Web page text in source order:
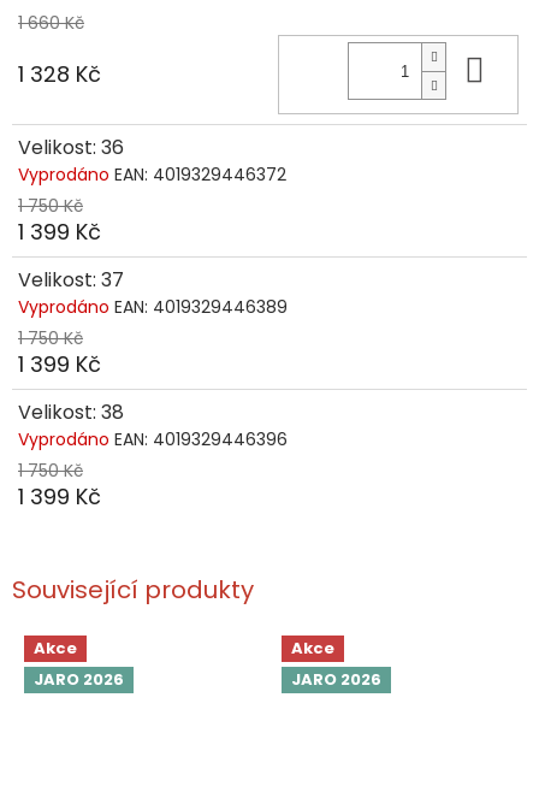
1 660 Kč
1 328 Kč
Velikost: 36
Vyprodáno EAN: 4019329446372
1 750 Kč
1 399 Kč
Velikost: 37
Vyprodáno EAN: 4019329446389
1 750 Kč
1 399 Kč
Velikost: 38
Vyprodáno EAN: 4019329446396
1 750 Kč
1 399 Kč
Související produkty
Akce
JARO 2026
Akce
JARO 2026